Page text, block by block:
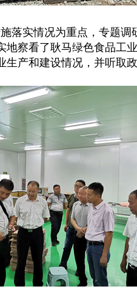
落实情况为重点，专题
地察看了耿马绿色食品工
产和建设情况，并听取